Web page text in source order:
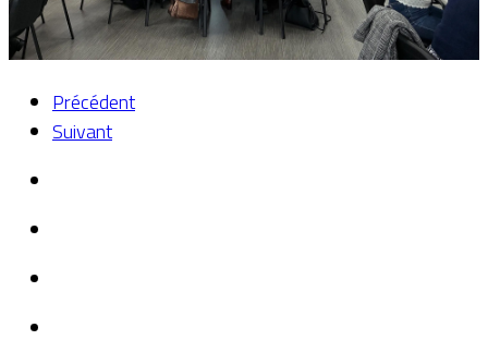
Précédent
Suivant